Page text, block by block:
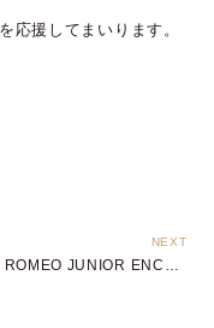
応援してまいります。